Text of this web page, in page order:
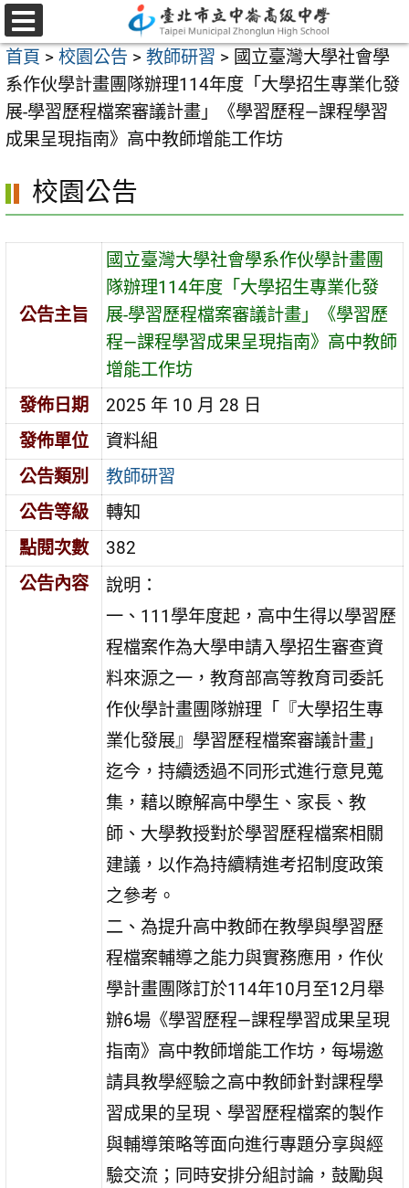
跳
至
主
要
內
容
選
單
首頁 > 校園公告 > 教師研習 > 國立臺灣大學社會學
系作伙學計畫團隊辦理114年度「大學招生專業化發
展-學習歷程檔案審議計畫」《學習歷程—課程學習
成果呈現指南》高中教師增能工作坊
校園公告
公告主旨
國立臺灣大學社會學系作伙學計畫團
隊辦理114年度「大學招生專業化發
展-學習歷程檔案審議計畫」《學習歷
程—課程學習成果呈現指南》高中教師
增能工作坊
發佈日期
2025 年 10 月 28 日
發佈單位
資料組
公告類別
教師研習
公告等級
轉知
點閱次數
382
公告內容
說明：
一、111學年度起，高中生得以學習歷
程檔案作為大學申請入學招生審查資
料來源之一，教育部高等教育司委託
作伙學計畫團隊辦理「『大學招生專
業化發展』學習歷程檔案審議計畫」
迄今，持續透過不同形式進行意見蒐
集，藉以瞭解高中學生、家長、教
師、大學教授對於學習歷程檔案相關
建議，以作為持續精進考招制度政策
之參考。
二、為提升高中教師在教學與學習歷
程檔案輔導之能力與實務應用，作伙
學計畫團隊訂於114年10月至12月舉
辦6場《學習歷程—課程學習成果呈現
指南》高中教師增能工作坊，每場邀
請具教學經驗之高中教師針對課程學
習成果的呈現、學習歷程檔案的製作
與輔導策略等面向進行專題分享與經
驗交流；同時安排分組討論，鼓勵與